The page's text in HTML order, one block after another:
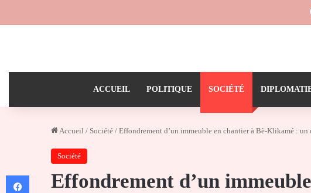
ACCUEIL POLITIQUE SOCIÉTÉ
Accueil / Société / Effondrement d’un immeuble en chantier à Bè-Klikamé :
Société
Effondrement d’un
Facebook